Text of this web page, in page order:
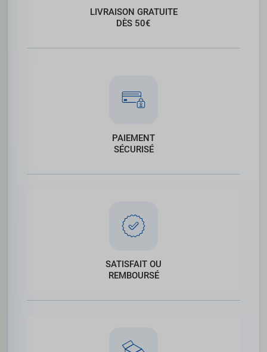
LIVRAISON GRATUITE
DÈS 50€
PAIEMENT
SÉCURISÉ
SATISFAIT OU
REMBOURSÉ